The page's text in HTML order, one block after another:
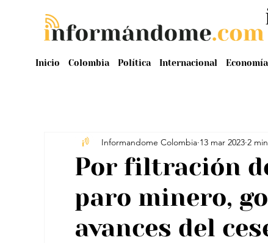
Inicio Colombia Política Internacional Economía
Por filtración
paro minero,
avances del
Informandome Colombia 13 mar 2023 2